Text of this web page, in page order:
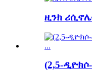
ዚንክ
(2,5-